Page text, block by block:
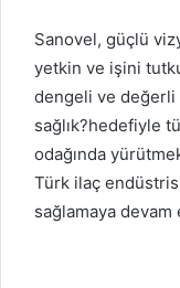
Sanovel, güçlü
yetkin ve işini
dengeli ve değerli
sağlık?hedefiyle
odağında
Türk ilaç
sağlamaya devam